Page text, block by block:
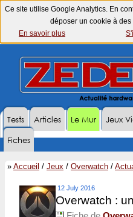
Ce site utilise Google Analytics. En
déposer un cookie à
En savoir plus
Tests Articles Le Mur Jeux
Fiches
» Accueil / Jeux / Overwatch /
12 July 2016
Overwatch :